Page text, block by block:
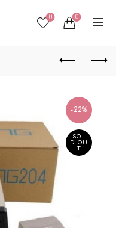
0 0
-22%
SOL
D OU
T